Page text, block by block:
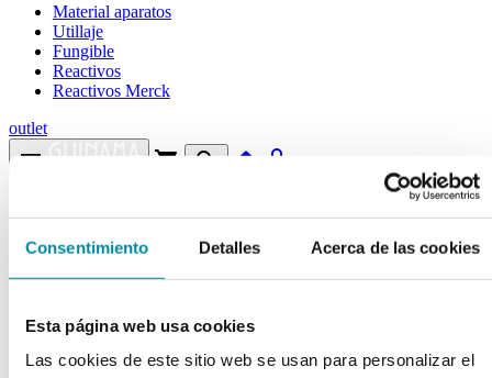
Consentimiento Detalles Acerca de las cookies
Esta página web usa cookies
Las cookies de este sitio web se usan para personalizar el
Material aparatos
Utillaje
Fungible
Reactivos
Reactivos Merck
outlet
menu shopping_cart search home lock
Actualmente se encuentra en:
arrow_back Ficha de producto